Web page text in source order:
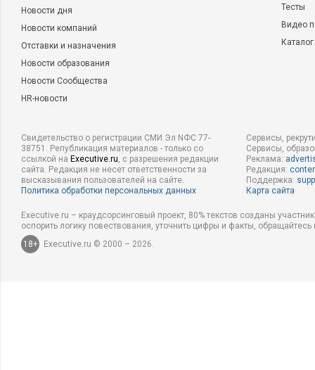
Новости дня
Новости компаний
Отставки и назначения
Новости образования
Новости Сообщества
HR-новости
Тесты
Видео
Свидетельство о регистрации СМИ Эл NФС 77-
38751. Републикация материалов - только со
ссылкой на Executive.ru, с разрешения редакции
сайта. Редакция не несет ответственности за
высказывания пользователей на сайте.
Политика обработки персональных данных
Сервисы,
Сервисы,
Реклама:
Редакция:
Поддержка:
Карта сайта
Executive.ru – краудсорсинговый проект, 80% текстов созданы
оспорить логику повествования, уточнить цифры и факты,
18+
Executive.ru © 2000 – 2026.